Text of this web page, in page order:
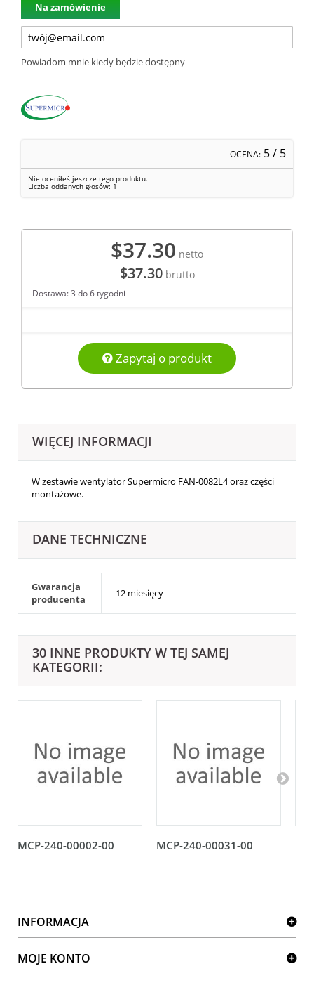
Na zamówienie
Powiadom mnie kiedy będzie dostępny
OCENA: 5/ 5
Nie oceniłeś jeszcze tego produktu.
Liczba oddanych głosów: 1
$37.30 netto
$37.30brutto
Dostawa: 3 do 6 tygodni
Zapytaj o produkt
WIĘCEJ INFORMACJI
W zestawie wentylator Supermicro FAN-0082L4 oraz części
montażowe.
DANE TECHNICZNE
Gwarancja
producenta
12 miesięcy
30 INNE PRODUKTY W TEJ SAMEJ
KATEGORII:
MCP-240-00002-00 MCP-240-00031-00
INFORMACJA
MOJE KONTO